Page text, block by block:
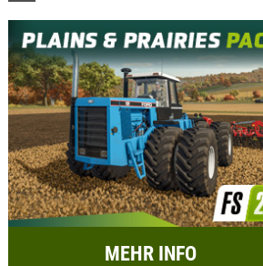
MEHR INFO